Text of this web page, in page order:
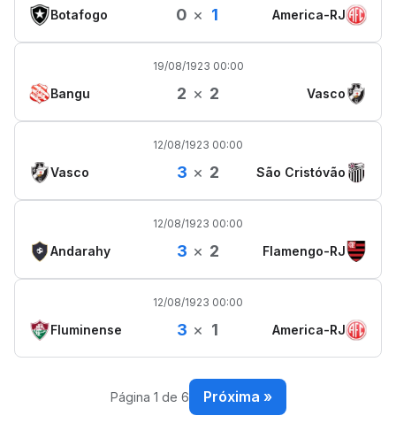
Botafogo 0 × 1 America-RJ
19/08/1923 00:00
Bangu 2 × 2 Vasco
12/08/1923 00:00
Vasco 3 × 2 São Cristóvão
12/08/1923 00:00
Andarahy 3 × 2 Flamengo-RJ
12/08/1923 00:00
Fluminense 3 × 1 America-RJ
Página 1 de 6 Próxima »